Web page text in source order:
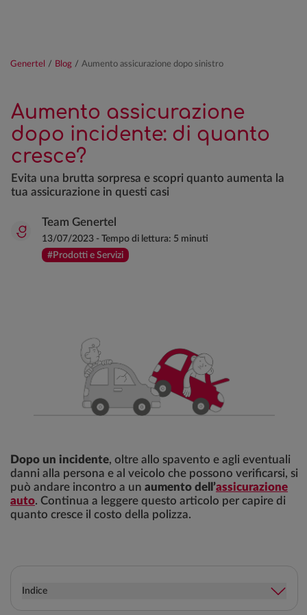
Genertel / Blog / Aumento assicurazione dopo sinistro
Aumento assicurazione
dopo incidente: di quanto
cresce?
Evita una brutta sorpresa e scopri quanto aumenta la
tua assicurazione in questi casi
Team Genertel
#Prodotti e Servizi
13/07/2023 - Tempo di lettura: 5 minuti
Dopo un incidente, oltre allo spavento e agli eventuali
danni alla persona e al veicolo che possono verificarsi, si
può andare incontro a un aumento dell’assicurazione
auto. Continua a leggere questo articolo per capire di
quanto cresce il costo della polizza.
Indice